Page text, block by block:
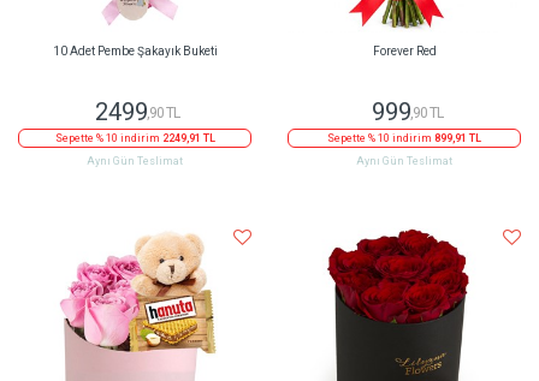
10 Adet Pembe Şakayık Buketi
2499,90 TL
Sepette % 10 indirim 2249,91 TL
Aynı Gün Teslimat
Forever Red
999,90 TL
Sepette % 10 indirim 899,91 TL
Aynı Gün Teslimat